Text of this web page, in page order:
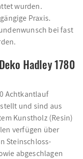
wurden.
Praxis.
bei fast
Hadley 1780
Achtkantlauf
und sind aus
Kunstholz (Resin)
verfügen über
Steinschloss-
abgeschlagen